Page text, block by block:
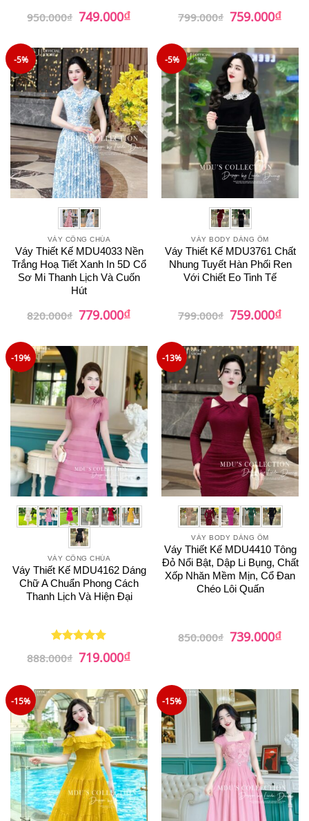
950.000₫ Giá
gốc
749.000₫Giá
hiện
749.000₫.
799.000₫ Giá
gốc
759.000₫Giá
hiện
-5%
VÁY CÔNG CHÚA
Váy Thiết Kế MDU4033 Nền
Trắng Hoạ Tiết Xanh In 5D Cổ
Sơ Mi Thanh Lịch Và Cuốn
Hút
820.000₫ Giá
gốc
779.000₫Giá
hiện
779.000₫.
-5%
VÁY BODY DÁNG ÔM
Váy Thiết Kế MDU3761 Chất
Nhung Tuyết Hàn Phối Ren
Với Chiết Eo Tinh Tế
799.000₫ Giá
gốc
759.000₫Giá
hiện
-19%
VÁY CÔNG CHÚA
Váy Thiết Kế MDU4162 Dáng
Chữ A Chuẩn Phong Cách
Thanh Lịch Và Hiện Đại
Được xếp
hạng
55
888.000₫ Giá
gốc
719.000₫Giá
hiện
719.000₫.
-13%
VÁY BODY DÁNG ÔM
Váy Thiết Kế MDU4410 Tông
Đỏ Nổi Bật, Dập Li Bụng, Chất
Xốp Nhăn Mềm Mịn, Cổ Đan
Chéo Lôi Quấn
850.000₫ Giá
gốc
739.000₫Giá
hiện
-15% -15%